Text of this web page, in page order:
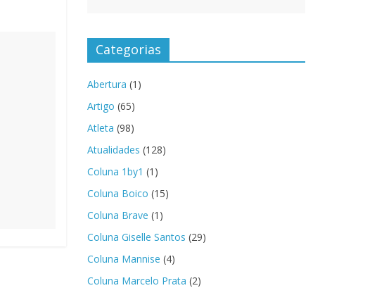
Categorias
Abertura (1)
Artigo (65)
Atleta (98)
Atualidades (128)
Coluna 1by1 (1)
Coluna Boico (15)
Coluna Brave (1)
Coluna Giselle Santos (29)
Coluna Mannise (4)
Coluna Marcelo Prata (2)